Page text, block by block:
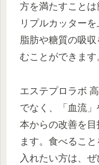
方を満たすこと
リプルカッター
脂肪や糖質の吸
むことができます
エステプロラボ
でなく、「血流
本からの改善を
ます。食べるこ
入れたい方は、